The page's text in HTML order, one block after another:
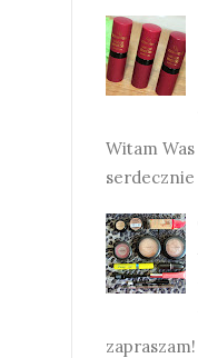
Witam
serdecznie
zapraszam!